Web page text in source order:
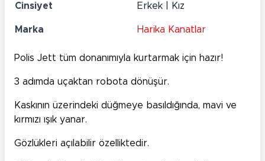
Cinsiyet Erkek | Kız
Marka Harika Kanatlar
Polis Jett tüm donanımıyla kurtarmak için hazır!
3 adımda uçaktan robota dönüşür.
Kaskının üzerindeki düğmeye basıldığında, mavi ve
kırmızı ışık yanar.
Gözlükleri açılabilir özelliktedir.